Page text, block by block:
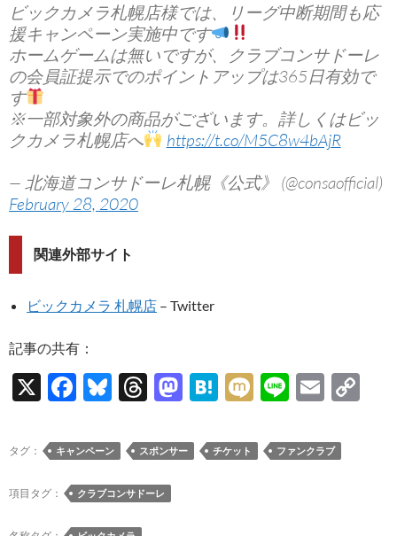
ビックカメラ札幌店様では、リーグ中断期間も応
援キャンペーン実施中です
ホームゲームは無いですが、クラブコンサドーレ
の会員証提示でのポイントアップは365日有効で
す
※一部対象外の商品がございます。詳しくはビッ
クカメラ札幌店へ
https://t.co/M5C8w4bAjR
— 北海道コンサドーレ札幌《公式》 (@consaofficial)
February 28, 2020
関連外部サイト
ビックカメラ 札幌店 – Twitter
記事の共有：
X
F
e
b
o
o
Bl
es
k
y
T
e
a
ds
M
to
d
H
e
n
M Li
e
E
ail
タグ： キャンペーン スポンサー チケット ファンクラブ
項目タグ： クラブコンサドーレ